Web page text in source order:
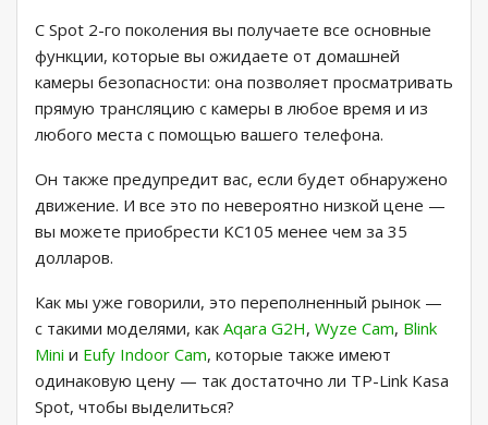
С Spot 2-го поколения вы получаете все основные
функции, которые вы ожидаете от домашней
камеры безопасности: она позволяет просматривать
прямую трансляцию с камеры в любое время и из
любого места с помощью вашего телефона.
Он также предупредит вас, если будет обнаружено
движение. И все это по невероятно низкой цене —
вы можете приобрести KC105 менее чем за 35
долларов.
Как мы уже говорили, это переполненный рынок —
с такими моделями, как Aqara G2H, Wyze Cam, Blink
Mini и Eufy Indoor Cam, которые также имеют
одинаковую цену — так достаточно ли TP-Link Kasa
Spot, чтобы выделиться?